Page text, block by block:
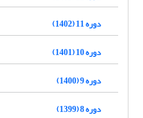
دوره 11 (1402)
دوره 10 (1401)
دوره 9 (1400)
دوره 8 (1399)